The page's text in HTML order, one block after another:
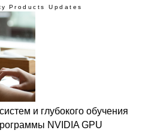
Products Updates
и глубокого обучения
NVIDIA GPU